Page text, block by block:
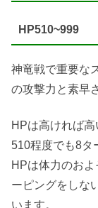
HP510~999
神竜戦で重要な
の攻撃力と素早
HPは高ければ
510程度でも8タ
HPは体力のお
ーピングをしな
います。